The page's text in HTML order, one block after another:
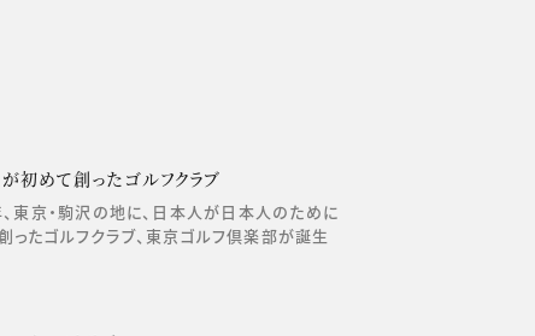
初めて創ったゴルフクラブ
東京・駒沢の地に、日本人が日本人のために
ったゴルフクラブ、東京ゴルフ倶楽部が誕生